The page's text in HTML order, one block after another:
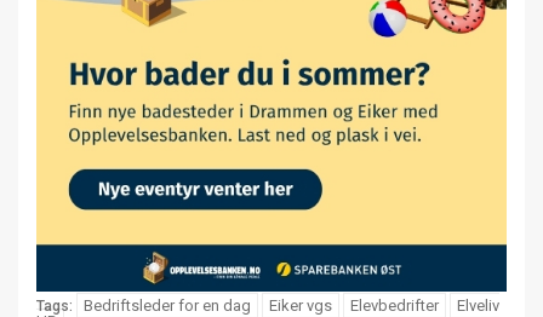
Tags: Bedriftsleder for en dag Eiker vgs Elevbedrifter
Elveliv